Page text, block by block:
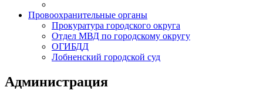
Провоохранительные органы
Прокуратура городского округа
Отдел МВД по городскому округу
ОГИБДД
Лобненский городской суд
Администрация